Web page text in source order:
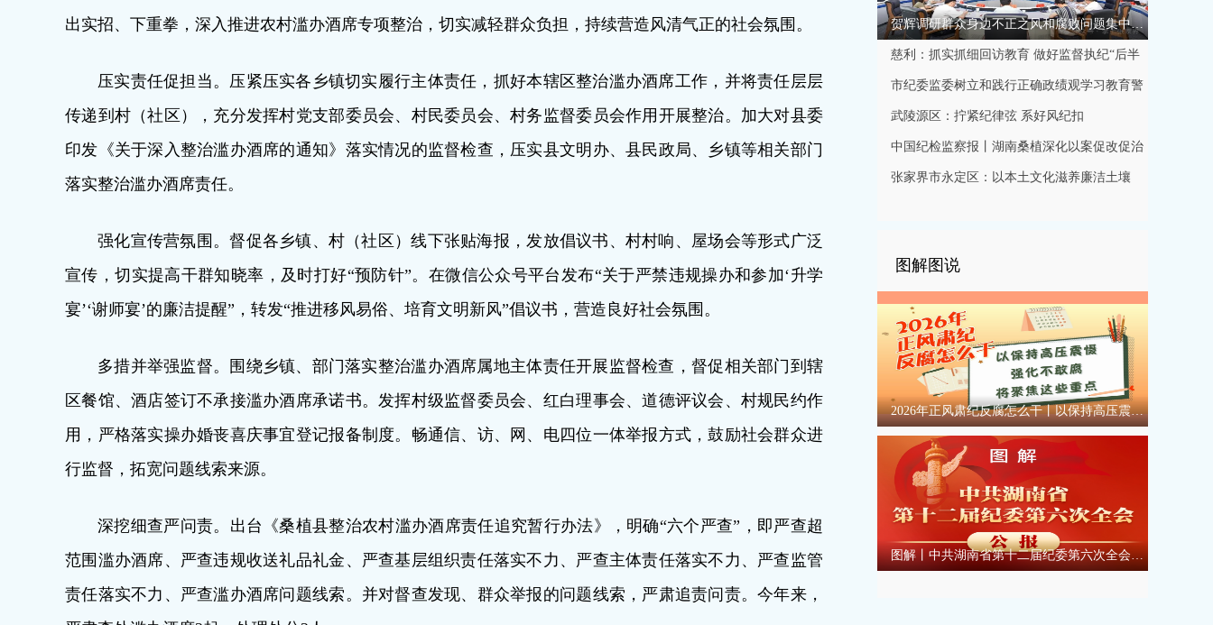
出实招、下重拳，深入推进农村滥办酒席专项整治，切实减轻群众负担，持续营造风清气正的社会氛围。
压实责任促担当。压紧压实各乡镇切实履行主体责任，抓好本辖区整治滥办酒席工作，并将责任层层
传递到村（社区），充分发挥村党支部委员会、村民委员会、村务监督委员会作用开展整治。加大对县委
印发《关于深入整治滥办酒席的通知》落实情况的监督检查，压实县文明办、县民政局、乡镇等相关部门
落实整治滥办酒席责任。
强化宣传营氛围。督促各乡镇、村（社区）线下张贴海报，发放倡议书、村村响、屋场会等形式广泛
宣传，切实提高干群知晓率，及时打好“预防针”。在微信公众号平台发布“关于严禁违规操办和参加‘升学
宴’‘谢师宴’的廉洁提醒”，转发“推进移风易俗、培育文明新风”倡议书，营造良好社会氛围。
多措并举强监督。围绕乡镇、部门落实整治滥办酒席属地主体责任开展监督检查，督促相关部门到辖
区餐馆、酒店签订不承接滥办酒席承诺书。发挥村级监督委员会、红白理事会、道德评议会、村规民约作
用，严格落实操办婚丧喜庆事宜登记报备制度。畅通信、访、网、电四位一体举报方式，鼓励社会群众进
行监督，拓宽问题线索来源。
深挖细查严问责。出台《桑植县整治农村滥办酒席责任追究暂行办法》，明确“六个严查”，即严查超
范围滥办酒席、严查违规收送礼品礼金、严查基层组织责任落实不力、严查主体责任落实不力、严查监管
责任落实不力、严查滥办酒席问题线索。并对督查发现、群众举报的问题线索，严肃追责问责。今年来，
贺辉调研群众身边不正之风和腐败问题集中整治工作
慈利：抓实抓细回访教育 做好监督执纪“后半
篇文章”
市纪委监委树立和践行正确政绩观学习教育警
示教育会召开
武陵源区：拧紧纪律弦 系好风纪扣
中国纪检监察报丨湖南桑植深化以案促改促治
规范特色产业发展秩序
张家界市永定区：以本土文化滋养廉洁土壤
图解图说
2026年正风肃纪反腐怎么干丨以保持高压震慑强化不敢腐将聚焦这些重点
图解丨中共湖南省第十二届纪委第六次全会公报